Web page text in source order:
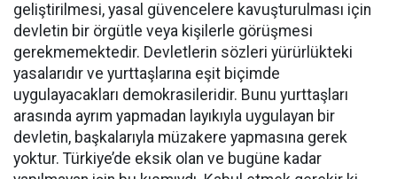
geliştirilmesi, yasal güvencelere kavuşturulması için
devletin bir örgütle veya kişilerle görüşmesi
gerekmemektedir. Devletlerin sözleri yürürlükteki
yasalarıdır ve yurttaşlarına eşit biçimde
uygulayacakları demokrasileridir. Bunu yurttaşları
arasında ayrım yapmadan layıkıyla uygulayan bir
devletin, başkalarıyla müzakere yapmasına gerek
yoktur. Türkiye’de eksik olan ve bugüne kadar